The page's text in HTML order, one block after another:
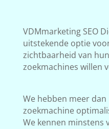
VDMmarketing SEO
uitstekende optie
zichtbaarheid van
zoekmachines willen
We hebben meer
zoekmachine
We kennen minstens